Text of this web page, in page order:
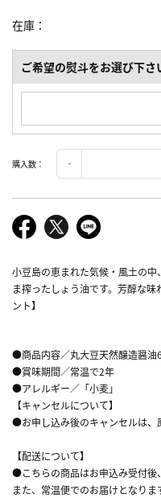
在庫
ご希望の熨斗をお選び下さ
購入数：
小豆島の恵まれた気候・風土の
ま搾ったしょう油です。芳醇な
ント】
●商品内容／丸大豆天然醸造醤
●賞味期間／常温で2年
●アレルギー／「小麦」
【キャンセルについて】
●お申し込み後のキャンセルは、
【配送について】
●こちらの商品はお申込み受付後
また、常温便でのお届けとなりま